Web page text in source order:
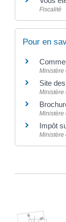
Fiscalité
Pour en
Ministère
Site
Ministère
Ministère
Impôt
Ministère